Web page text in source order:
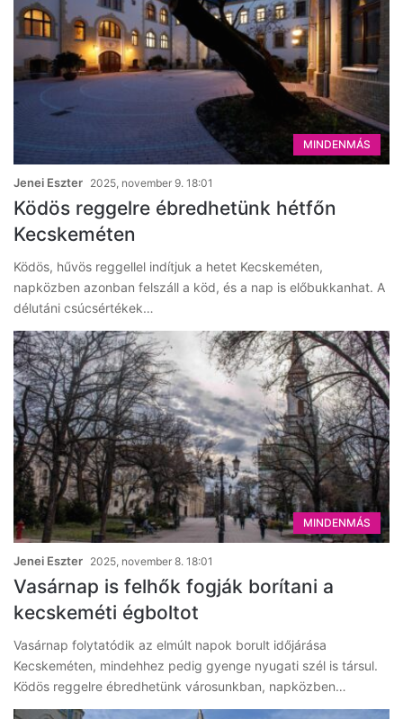
MINDENMÁS
Jenei Eszter 2025, november 9. 18:01
Ködös reggelre ébredhetünk hétfőn
Kecskeméten
Ködös, hűvös reggellel indítjuk a hetet Kecskeméten,
napközben azonban felszáll a köd, és a nap is előbukkanhat. A
délutáni csúcsértékek…
MINDENMÁS
Jenei Eszter 2025, november 8. 18:01
Vasárnap is felhők fogják borítani a
kecskeméti égboltot
Vasárnap folytatódik az elmúlt napok borult időjárása
Kecskeméten, mindehhez pedig gyenge nyugati szél is társul.
Ködös reggelre ébredhetünk városunkban, napközben…